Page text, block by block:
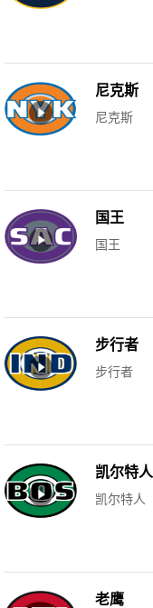
尼克斯
尼克斯
国王
国王
步行者
步行者
凯尔特人
凯尔特人
老鹰